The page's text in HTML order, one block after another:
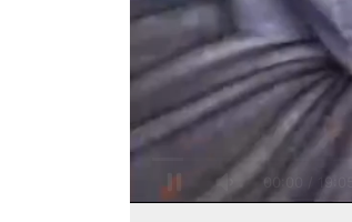
00:00 19:05